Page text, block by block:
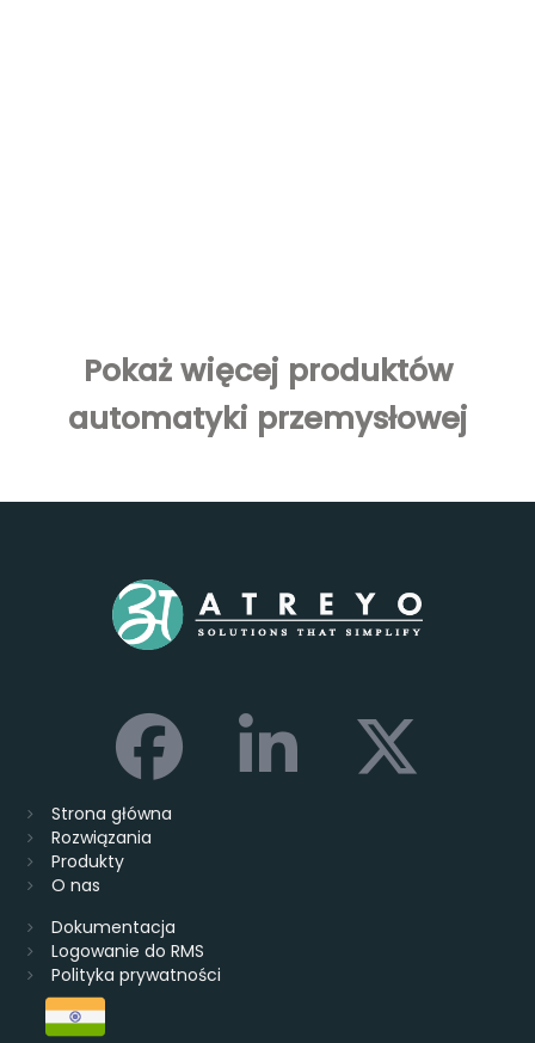
Pokaż więcej produktów
automatyki przemysłowej
Strona główna
Rozwiązania
Produkty
O nas
Dokumentacja
Logowanie do RMS
Polityka prywatności